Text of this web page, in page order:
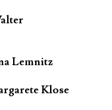
Lemnitz
Klose